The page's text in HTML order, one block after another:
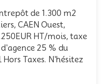
de 1.300 m2
CAEN Ouest,
HT/mois, taxe
25 % du
Taxes. N'hésitez